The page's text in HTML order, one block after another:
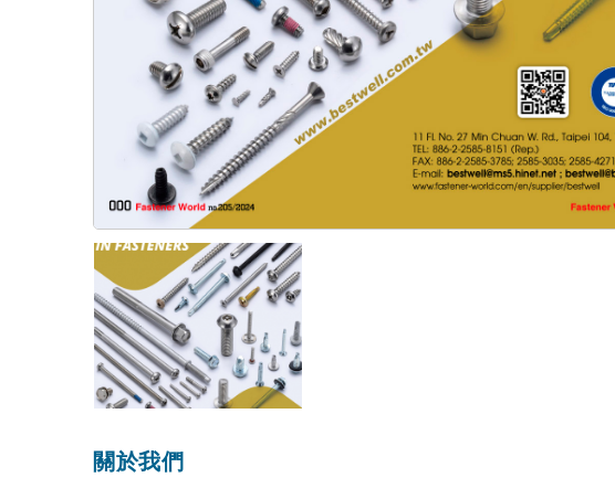
關於我們